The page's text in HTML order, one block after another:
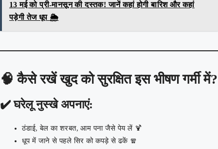
13 मई को प्री-मानसून की दस्तक! जानें कहां होगी बारिश और कहां
पड़ेगी तेज धूप 🌦️
🧠कैसे रखें खुद को सुरक्षित इस भीषण गर्मी में?
✔️ घरेलू नुस्खे अपनाएं:
ठंडाई, बेल का शरबत, आम पना जैसे पेय लें 🍹
धूप में जाने से पहले सिर को कपड़े से ढकें 🧣